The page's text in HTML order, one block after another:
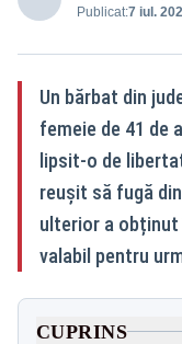
Publicat:7 iul.
Un bărbat din
femeie de 41 de
lipsit-o de
reușit să fugă
ulterior a
valabil pentru
CUPRINS